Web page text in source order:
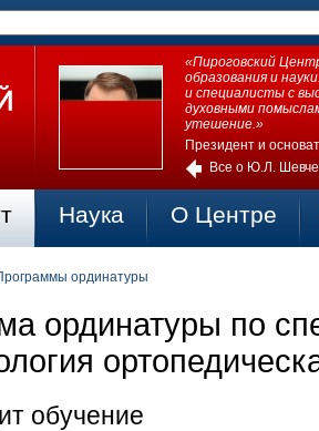
«Пироговский
образования и
и специалисты с
духовными
утешение.»
Президент и
Все о Ю.Л.
Наука О Центре
ординатуры
ординатуры по
обучение